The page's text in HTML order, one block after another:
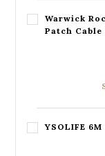
Warwick
Patch Cable
YSOLIFE